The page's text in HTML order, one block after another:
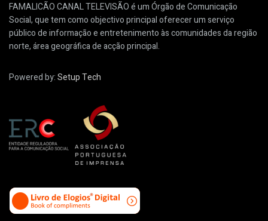
FAMALICÃO CANAL TELEVISÃO é um Órgão de Comunicação
Social, que tem como objectivo principal oferecer um serviço
público de informação e entretenimento às comunidades da região
norte, área geográfica de acção principal.
Powered by:Setup Tech